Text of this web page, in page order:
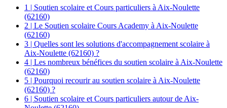
1 | Soutien scolaire et Cours particuliers à Aix-Noulette
(62160)
2 | Le Soutien scolaire Cours Academy à Aix-Noulette
(62160)
3 | Quelles sont les solutions d'accompagnement scolaire à
Aix-Noulette (62160) ?
4 | Les nombreux bénéfices du soutien scolaire à Aix-Noulette
(62160)
5 | Pourquoi recourir au soutien scolaire à Aix-Noulette
(62160) ?
6 | Soutien scolaire et Cours particuliers autour de Aix-